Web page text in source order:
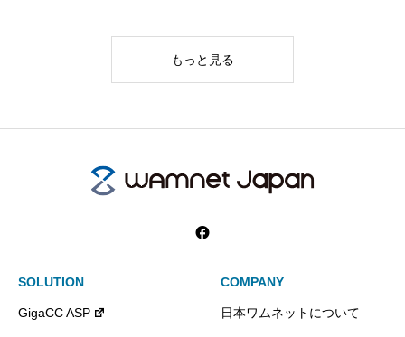
もっと見る
SOLUTION
GigaCC ASP
COMPANY
日本ワムネットについて